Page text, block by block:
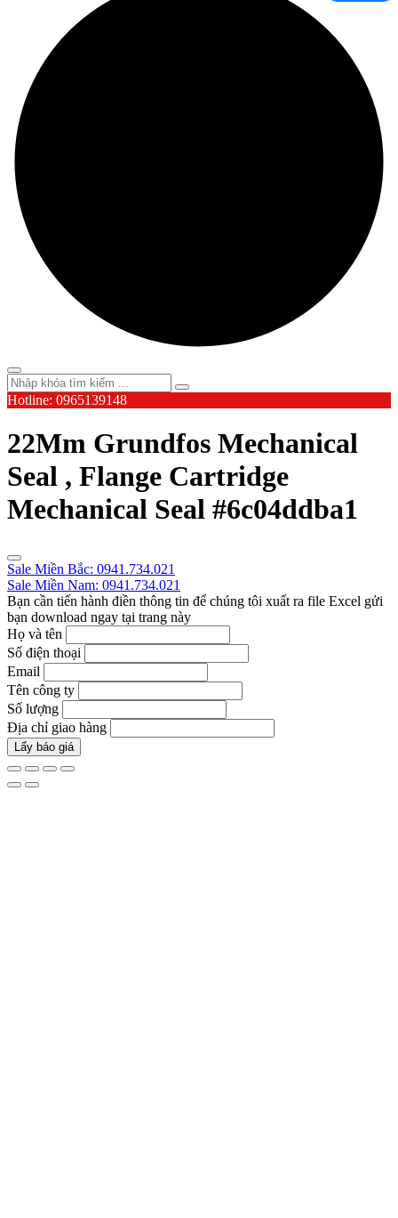
Hotline: 0965139148
22Mm Grundfos Mechanical
Seal , Flange Cartridge
Mechanical Seal #6c04ddba1
Sale Miền Bắc: 0941.734.021
Sale Miền Nam: 0941.734.021
Bạn cần tiến hành điền thông tin để chúng tôi xuất ra file Excel gửi
bạn download ngay tại trang này
Họ và tên
Số điện thoại
Email
Tên công ty
Số lượng
Địa chỉ giao hàng